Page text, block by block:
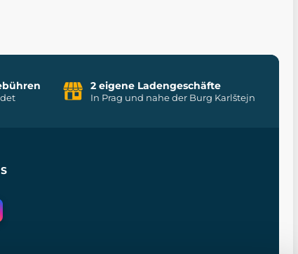
2 eigene Ladengeschäfte
In Prag und nahe der Burg Karlštejn